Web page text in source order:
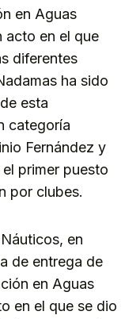
en Aguas
acto en el que
diferentes
ha sido
esta
categoría
Fernández y
primer puesto
por clubes.
en
de entrega de
en Aguas
en el que se dio